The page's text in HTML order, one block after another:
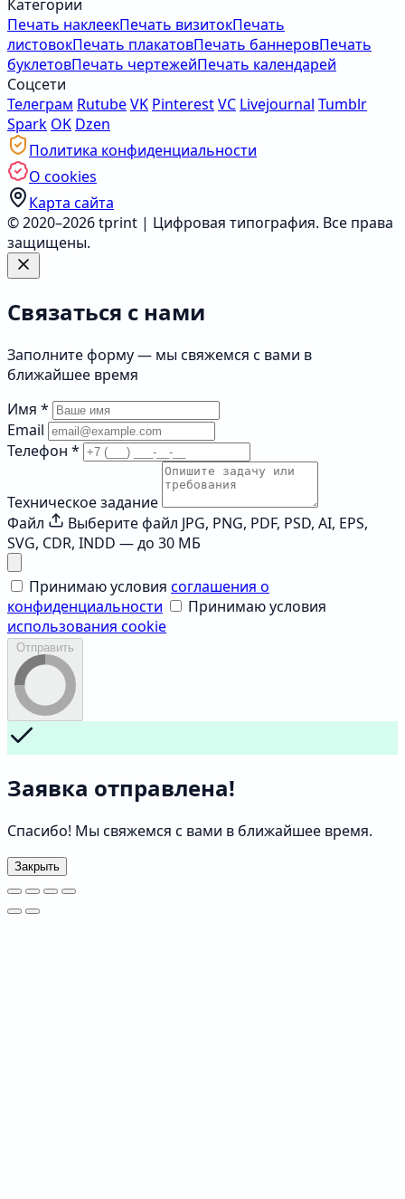
Категории
Печать наклеекПечать визитокПечать
листовокПечать плакатовПечать баннеровПечать
буклетовПечать чертежейПечать календарей
Соцсети
Телеграм RutubeVK PinterestVC Livejournal Tumblr
Spark OK Dzen
Политика конфиденциальности
О cookies
Карта сайта
© 2020–2026 tprint | Цифровая типография. Все права
защищены.
Связаться с нами
Заполните форму — мы свяжемся с вами в
ближайшее время
Имя *
Email
Телефон *
Техническое задание
Файл
Выберите файл JPG, PNG, PDF, PSD, AI, EPS,
SVG, CDR, INDD — до 30 МБ
Принимаю условия соглашения о
конфиденциальности
Принимаю условия
использования cookie
Отправить
Заявка отправлена!
Спасибо! Мы свяжемся с вами в ближайшее время.
Закрыть